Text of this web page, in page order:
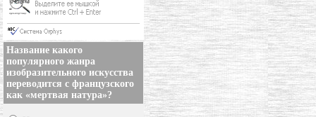
Название какого
популярного жанра
изобразительного искусства
переводится с французского
как «мертвая натура»?